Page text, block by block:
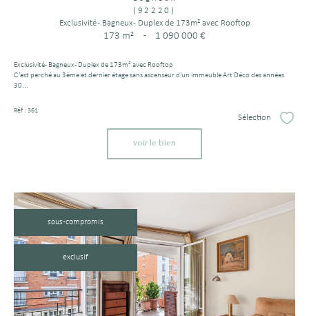
(92220)
Exclusivité - Bagneux - Duplex de 173m² avec Rooftop
173 m² - 1 090 000 €
Exclusivité - Bagneux - Duplex de 173m² avec Rooftop
C’est perché au 3ème et dernier étage sans ascenseur d'un immeuble Art Déco des années
30...
Réf : 361
Sélection
voir le bien
sous-compromis
exclusif